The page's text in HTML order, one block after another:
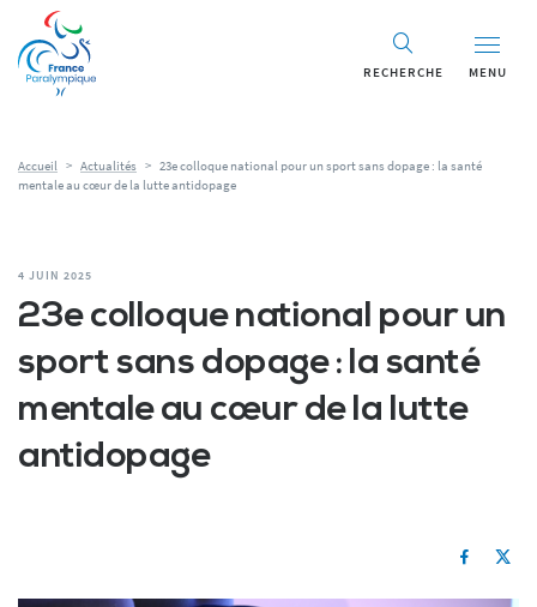
RECHERCHE MENU
Accueil > Actualités > 23e colloque national pour un sport sans dopage : la santé
mentale au cœur de la lutte antidopage
4 JUIN 2025
23e colloque national pour un
sport sans dopage : la santé
mentale au cœur de la lutte
antidopage